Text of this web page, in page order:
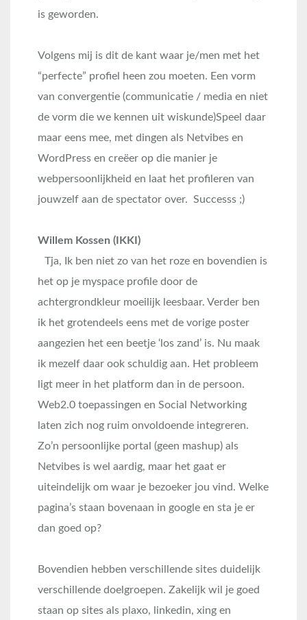
is geworden.
Volgens mij is dit de kant waar je/men met het
“perfecte” profiel heen zou moeten. Een vorm
van convergentie (communicatie / media en niet
de vorm die we kennen uit wiskunde)Speel daar
maar eens mee, met dingen als Netvibes en
WordPress en creëer op die manier je
webpersoonlijkheid en laat het profileren van
jouwzelf aan de spectator over. Successs ;)
Willem Kossen (IKKI)
Tja, Ik ben niet zo van het roze en bovendien is
het op je myspace profile door de
achtergrondkleur moeilijk leesbaar. Verder ben
ik het grotendeels eens met de vorige poster
aangezien het een beetje ‘los zand’ is. Nu maak
ik mezelf daar ook schuldig aan. Het probleem
ligt meer in het platform dan in de persoon.
Web2.0 toepassingen en Social Networking
laten zich nog ruim onvoldoende integreren.
Zo’n persoonlijke portal (geen mashup) als
Netvibes is wel aardig, maar het gaat er
uiteindelijk om waar je bezoeker jou vind. Welke
pagina’s staan bovenaan in google en sta je er
dan goed op?
Bovendien hebben verschillende sites duidelijk
verschillende doelgroepen. Zakelijk wil je goed
staan op sites als plaxo, linkedin, xing en